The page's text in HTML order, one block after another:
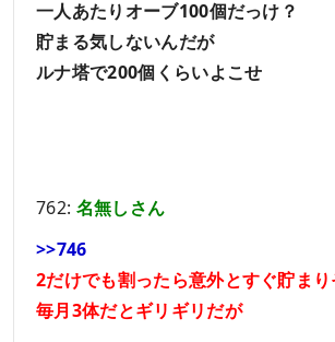
一人あたりオーブ100個だっけ？
貯まる気しないんだが
ルナ塔で200個くらいよこせ
762: 名無しさん
>>746
2だけでも割ったら意外とすぐ貯まり
毎月3体だとギリギリだが